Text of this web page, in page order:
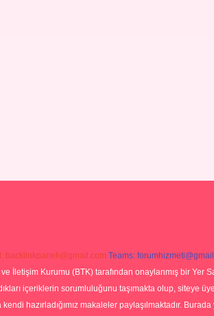
backlinkpaneli@gmail.com Teams:
İletişim Kurumu (BTK) tarafından onaylanmış bir
içeriklerin sorumluluğunu taşımakta olup, siteye
hazırladığımız makaleler paylaşılmaktadır.